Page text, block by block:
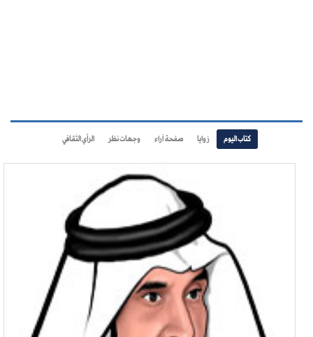
كتاب اليوم زوايا صفحة آراء وجهات نظر الرأي الثقافي